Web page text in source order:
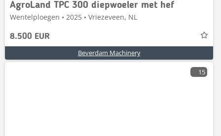
AgroLand TPC 300 diepwoeler met hef
Wentelploegen • 2025 • Vriezeveen, NL
8.500 EUR
Beverdam Machinery
15